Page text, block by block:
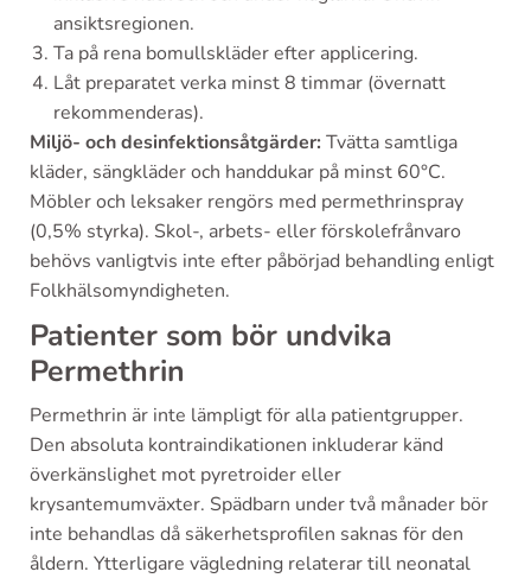
ansiktsregionen.
Ta på rena bomullskläder efter applicering.
Låt preparatet verka minst 8 timmar (övernatt
rekommenderas).
Miljö- och desinfektionsåtgärder: Tvätta samtliga
kläder, sängkläder och handdukar på minst 60°C.
Möbler och leksaker rengörs med permethrinspray
(0,5% styrka). Skol-, arbets- eller förskolefrånvaro
behövs vanligtvis inte efter påbörjad behandling enligt
Folkhälsomyndigheten.
Patienter som bör undvika
Permethrin
Permethrin är inte lämpligt för alla patientgrupper.
Den absoluta kontraindikationen inkluderar känd
överkänslighet mot pyretroider eller
krysantemumväxter. Spädbarn under två månader bör
inte behandlas då säkerhetsprofilen saknas för den
åldern. Ytterligare vägledning relaterar till neonatal